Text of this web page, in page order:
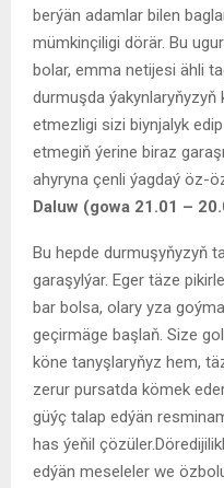
berýän adamlar bilen
mümkinçiligi dörär. Bu
bolar, emma netijesi ähli
durmuşda ýakynlaryňyzyň
etmezligi sizi biynjalyk
etmegiň ýerine biraz
ahyryna çenli ýagdaý öz-
Daluw (gowa 21.01 –
Bu hepde durmuşyňyzyň
garaşylýar. Eger täze
bar bolsa, olary yza
geçirmäge başlaň. Size
köne tanyşlaryňyz hem,
zerur pursatda kömek
güýç talap edýän
has ýeňil
edýän meseleler we